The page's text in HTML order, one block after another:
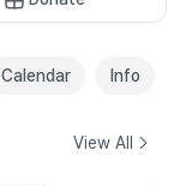
Calendar Info
View All